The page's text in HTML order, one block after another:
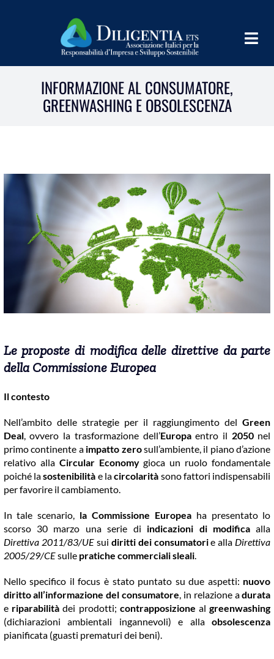
CHI SIAMO
TEAMS
LEARN
PROGRAMS
COMMUNITY
INFORMAZIONE AL CONSUMATORE,
GREENWASHING E OBSOLESCENZA
Le proposte di modifica delle direttive da parte
della Commissione Europea
Il contesto
Nell’ambito delle strategie per il raggiungimento delGreen
Deal, ovvero la trasformazione dell’Europaentro il 2050 nel
primo continente a impatto zerosull’ambiente, il piano d’azione
relativo alla Circular Economygioca un ruolo fondamentale
poiché lasostenibilità e lacircolarità sono fattori indispensabili
per favorire il cambiamento.
In tale scenario, la Commissione Europeaha presentato lo
scorso 30 marzo una serie di indicazioni di modificaalla
Direttiva 2011/83/UEsui diritti dei consumatorie alla Direttiva
2005/29/CEsulle pratiche commerciali sleali.
Nello specifico il focus è stato puntato su due aspetti: nuovo
diritto all’informazione del consumatore, in relazione adurata
e riparabilitàdei prodotti; contrapposizione algreenwashing
(dichiarazioni ambientali ingannevoli) e allaobsolescenza
pianificata (guasti prematuri dei beni).